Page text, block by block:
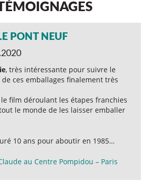
PONT NEUF
, très intéressante pour suivre le
ces emballages finalement très
film déroulant les étapes franchies
le monde de les laisser emballer
10 ans pour aboutir en 1985…
au Centre Pompidou – Paris